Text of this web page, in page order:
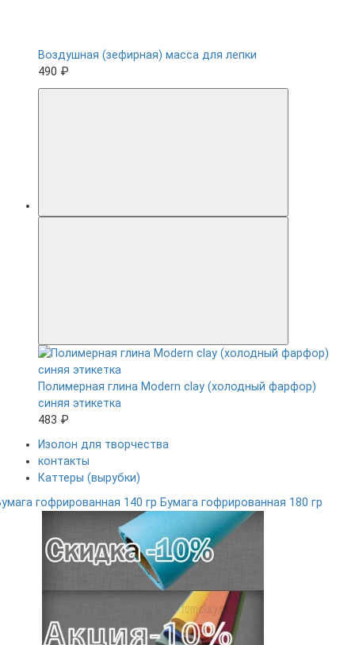
Воздушная (зефирная) масса для лепки
490 ₽
Полимерная глина Modern clay (холодный фарфор)
синяя этикетка
483 ₽
Изолон для творчества
контакты
Каттеры (вырубки)
гофрированная 140 гр Бумага гофрированная 180 гр